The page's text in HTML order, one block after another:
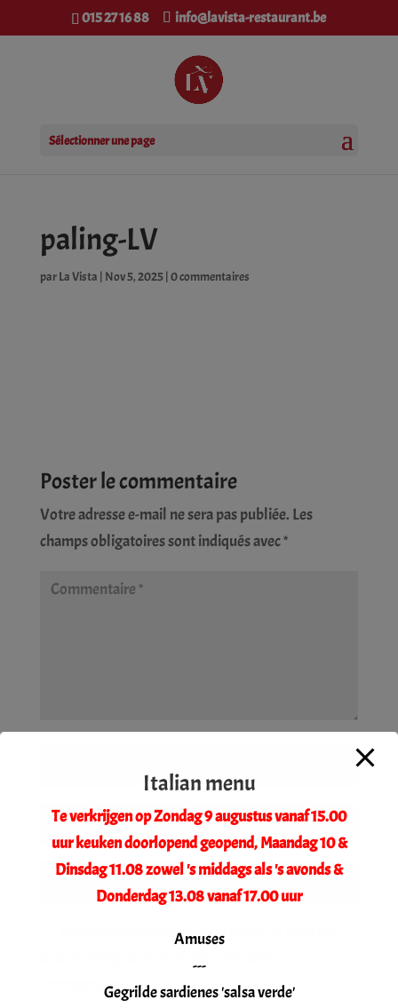
015 27 16 88 info@lavista-restaurant.be
Sélectionner une page
paling-LV
parLa Vista | Nov 5, 2025| 0 commentaires
Poster le commentaire
Votre adresse e-mail ne sera pas publiée. Les
champs obligatoires sont indiqués avec*
Enregistrer mon nom, mon e-mail et mon site
commentaire.
modal-check
Italian menu
Te verkrijgen op Zondag 9 augustus vanaf 15.00
uur keuken doorlopend geopend, Maandag 10 &
Dinsdag 11.08 zowel 's middags als 's avonds &
Donderdag 13.08 vanaf 17.00 uur
Amuses
---
Gegrilde sardienes 'salsa verde'